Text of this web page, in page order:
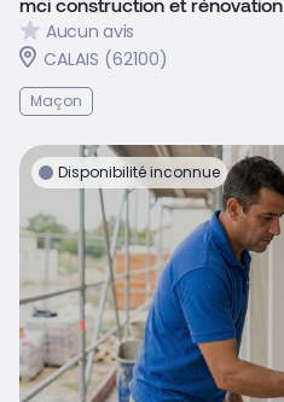
Aucun avis
CALAIS (62100)
Maçon
Disponibilité inconnue